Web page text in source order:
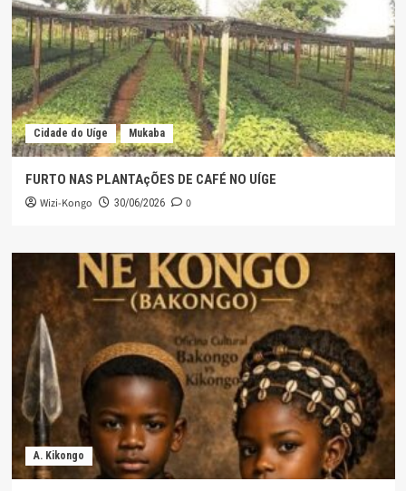
Cidade do Uíge Mukaba
FURTO NAS PLANTAçÕES DE CAFÉ NO UÍGE
Wizi-Kongo 30/06/2026 0
A. Kikongo